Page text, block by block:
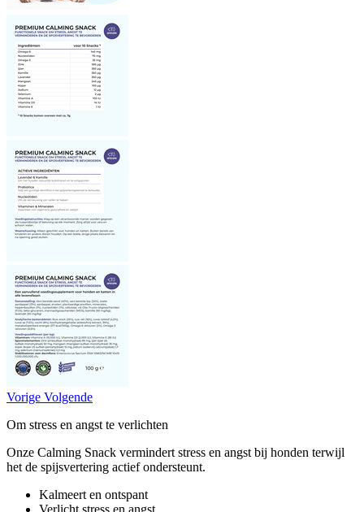
Vorige Volgende
Om stress en angst te verlichten
Onze Calming Snack vermindert stress en angst bij honden terwijl
het de spijsvertering actief ondersteunt.
Kalmeert en ontspant
Verlicht stress en angst